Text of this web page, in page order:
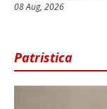
08 Aug, 2026
Patristica